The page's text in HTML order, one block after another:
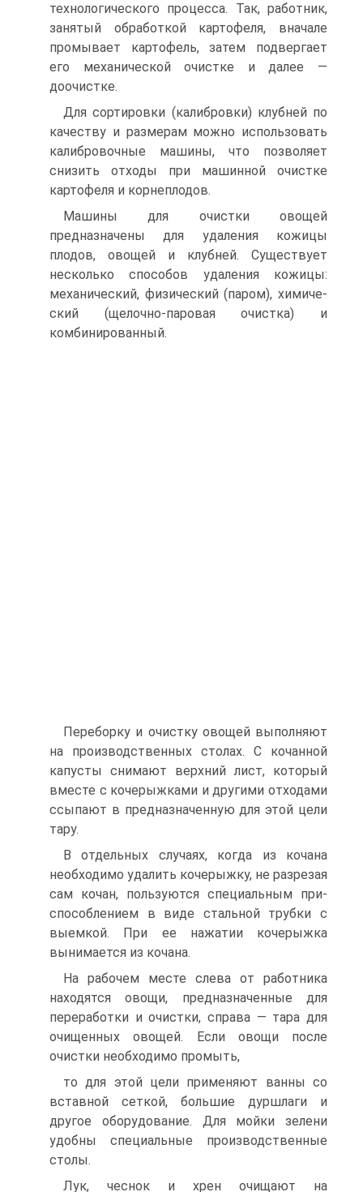
технологического процесса. Так, работник,
занятый обработкой картофеля, вначале
промывает картофель, затем подвергает
его механической очист­ке и далее —
доочистке.
Для сортировки (калибровки) клубней по
ка­честву и размерам можно использовать
калибровочные машины, что позволяет
снизить отходы при машинной очистке
картофеля и корнеплодов.
Машины для очистки овощей
предназначены для удаления ко­жицы
плодов, овощей и клубней. Существует
несколько способов удаления кожицы:
механический, физический (паром), химиче­
ский (щелочно-паровая очистка) и
комбинированный.
Переборку и очистку овощей выполняют
на произ­водственных столах. С кочанной
капусты снимают верхний лист, который
вместе с кочерыжками и другими отходами
ссыпают в предназначенную для этой цели
тару.
В отдельных случаях, когда из кочана
необходимо удалить ко­черыжку, не разрезая
сам кочан, пользуются специальным при­
способлением в виде стальной трубки с
выемкой. При ее нажатии кочерыжка
вынимается из кочана.
На рабочем месте слева от работника
находятся овощи, пред­назначенные для
переработки и очистки, справа — тара для
очи­щенных овощей. Если овощи после
очистки необходимо промыть,
то для этой цели применяют ванны со
вставной сеткой, большие дуршлаги и
другое оборудование. Для мойки зелени
удобны спе­циальные производственные
столы.
Лук, чеснок и хрен очищают на